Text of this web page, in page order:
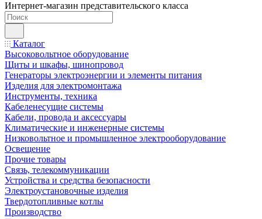
Интернет-магазин представительского класса
Каталог
Высоковольтное оборудование
Щиты и шкафы, шинопровод
Генераторы электроэнергии и элементы питания
Изделия для электромонтажа
Инструменты, техника
Кабеленесущие системы
Кабели, провода и аксессуары
Климатические и инженерные системы
Низковольтное и промышленное электрооборудование
Освещение
Прочие товары
Связь, телекоммуникации
Устройства и средства безопасности
Электроустановочные изделия
Твердотопливные котлы
Производство